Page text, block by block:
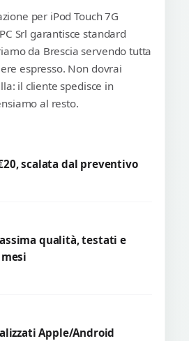
per iPod Touch 7G
Srl garantisce standard
da Brescia servendo tutta
espresso. Non dovrai
il cliente spedisce in
al resto.
scalata dal preventivo
qualità, testati e
Apple/Android